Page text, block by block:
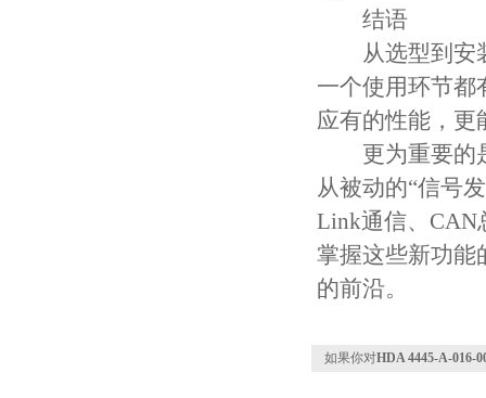
结语
从选型到安装
一个使用环节都
应有的性能，更
更为重要的是
从被动的“信号
Link通信、CAN
掌握这些新功能
的前沿。
如果你对HDA 4445-A-016-